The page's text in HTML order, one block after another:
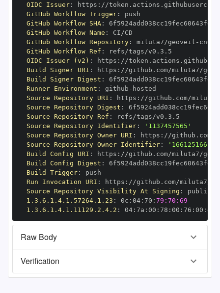
OIDC Issuer: https :
GitHub Workflow Trigger:
GitHub Workflow SHA:
GitHub Workflow Name :
GitHub Workflow Repository: miluta7/geoveil -
GitHub Workflow Ref :
OIDC Issuer (v2) : https :
Build Signer URI : https : //github.com/miluta7/
Build Signer Digest :
Runner Environment : github -
Source Repository URI : https : //github.com/
Source Repository Digest :
Source Repository Ref :
Source Repository Identifier:
'1137457565'
Source Repository Owner URI : https :
Source Repository Owner Identifier:
'166125166'
Build Config URI : https : //github.com/miluta7/
Build Config Digest :
Build Trigger:
Run Invocation URI : https : //github.com/miluta7/
Source Repository Visibility At Signing :
1.3.6.1.4.1.57264.1.23 : 0c : 04: 70 : 79:70:69
1.3.6.1.4.1.11129.2.4.2 : 04: 7a : 00 : 78 : 00 : 76 : 00 : dd
Raw Body
Verification